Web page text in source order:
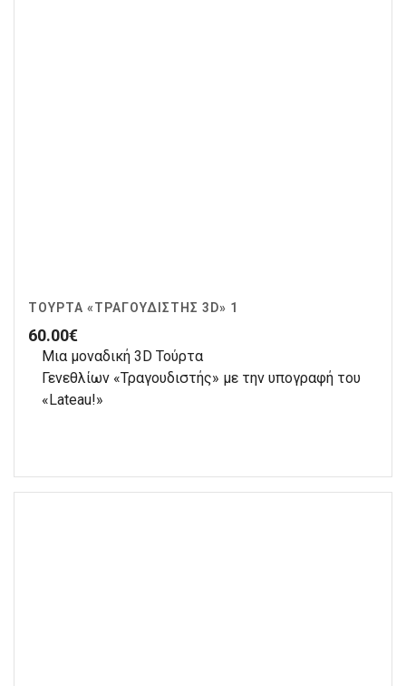
ΤΟΎΡΤΑ «ΤΡΑΓΟΥΔΙΣΤΉΣ 3D» 1
60.00€
Μια μοναδική 3D Τούρτα
Γενεθλίων «Τραγουδιστής» με την υπογραφή του
«Lateau!»